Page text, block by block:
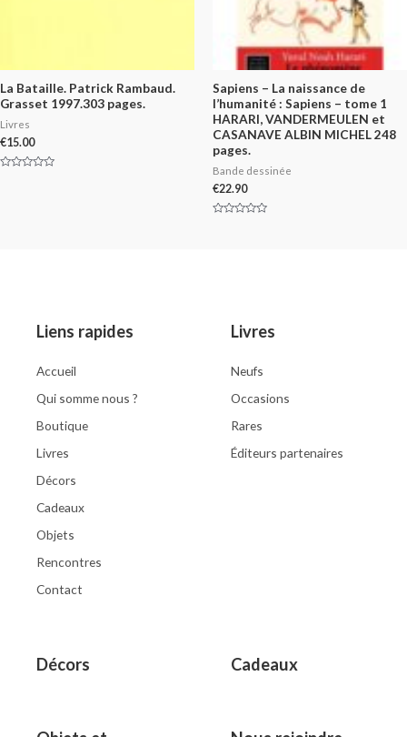
La Bataille. Patrick Rambaud.
Grasset 1997.303 pages.
Livres
€15.00
Sapiens – La naissance de
l’humanité : Sapiens – tome 1
HARARI, VANDERMEULEN et
CASANAVE ALBIN MICHEL 248
pages.
Bande dessinée
€22.90
Liens rapides
Accueil
Qui somme nous ?
Boutique
Livres
Décors
Cadeaux
Objets
Rencontres
Contact
Livres
Neufs
Occasions
Rares
Éditeurs partenaires
Décors Cadeaux